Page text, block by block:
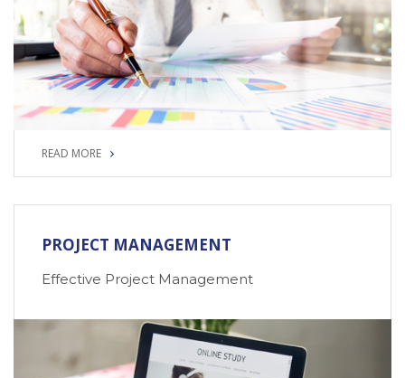
READ MORE
PROJECT MANAGEMENT
Effective Project Management